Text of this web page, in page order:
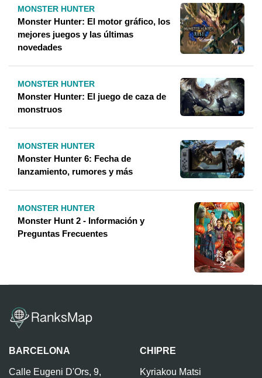
MONSTER HUNTER
Monster Hunter: El motor gráfico, los
mejores juegos y las últimas
novedades
MONSTER HUNTER
Monster Hunter: El juego de caza de
monstruos
MONSTER HUNTER
Monster Hunter 6: Fecha de
lanzamiento, rumores y más
MONSTER HUNTER
Monster Hunt 2 - Información y
Preguntas Frecuentes
BARCELONA
Calle Eugeni D'Ors, 9,
CHIPRE
Kyriakou Matsi